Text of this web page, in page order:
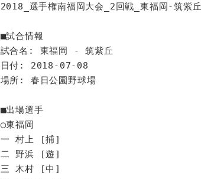
2018_選手権南福岡大会_2回戦_東福岡-筑紫丘
■試合情報
試合名: 東福岡 - 筑紫丘
日付: 2018-07-08
場所: 春日公園野球場
■出場選手
◯東福岡
一 村上 [捕]
二 野浜 [遊]
三 木村 [中]